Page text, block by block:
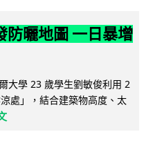
防曬地圖 一日暴增
大學 23 歲學生劉敏俊利用 2
處」，結合建築物高度、太